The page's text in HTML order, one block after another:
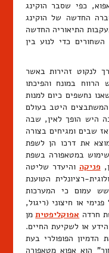
כפי שסבר הוקינג
החדשה של הוקינג
התיאוריה החדשה
כדי לנוע בין
לנקוט זהירות באשר
הרווח במונח והפיכתו
נחשפים כיום למנות
המשתבצים היטב בעולם
היש הופך לאין, שבה
שבים ומגיחים בצורה
את דרכו הן לשפת
במטאפורה בשפת
פניקה והיעדר שליטה
רציונלית הטוענת
עמום כי המערכות
או חיצוני (ריגול,
חרדה אפוקליפטיתמן
או לשקיעת החיים.
הפופולרי בעת
הוא אפוא מטאפורה